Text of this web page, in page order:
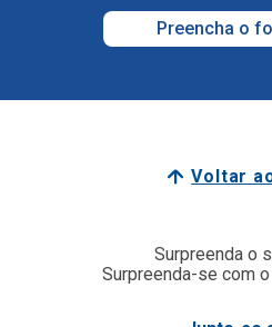
Preencha o
Voltar
Surpreenda o
Surpreenda-se com